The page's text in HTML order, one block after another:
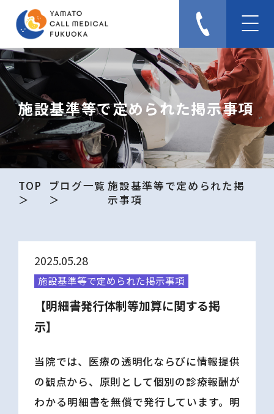
施設基準等で定められた掲示事項
TOP ブログ一覧 施設基準等で定められた掲
示事項
2025.05.28
施設基準等で定められた掲示事項
【明細書発行体制等加算に関する掲
示】
当院では、医療の透明化ならびに情報提供
の観点から、原則として個別の診療報酬が
わかる明細書を無償で発行しています。明